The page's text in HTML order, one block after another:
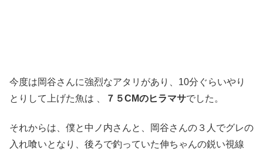
今度は岡谷さんに強烈なアタリがあり、10分ぐらいやり
とりして上げた魚は 、
７５CMのヒラマサでした。
それからは、僕と中ノ内さんと、岡谷さんの３人でグレの
入れ喰いとなり、後ろで釣っていた伸ちゃんの鋭い視線